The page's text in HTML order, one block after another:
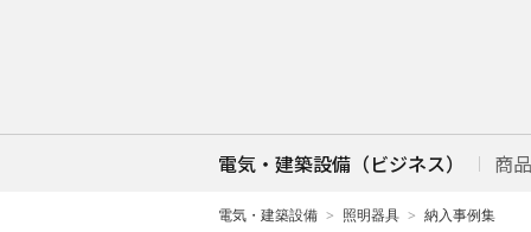
電気・建築設備（ビジネス） 商
電気・建築設備 照明器具 納入事例集